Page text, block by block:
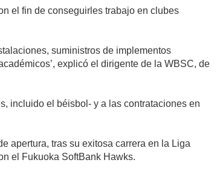
el fin de conseguirles trabajo en clubes
suministros de implementos
explicó el dirigente de la WBSC, de
incluido el béisbol- y a las contrataciones en
apertura, tras su exitosa carrera en la Liga
el Fukuoka SoftBank Hawks.